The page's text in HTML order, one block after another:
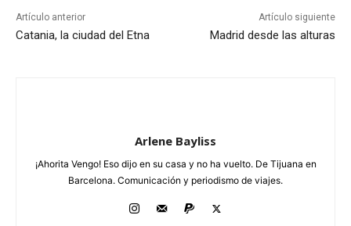
Artículo anterior
Catania, la ciudad del Etna
Artículo siguiente
Madrid desde las alturas
Arlene Bayliss
¡Ahorita Vengo! Eso dijo en su casa y no ha vuelto. De Tijuana en
Barcelona. Comunicación y periodismo de viajes.